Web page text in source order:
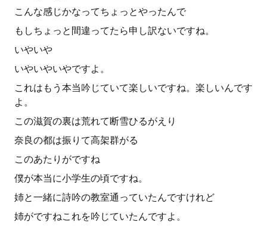
こんな感じかなってちょっとやったんで
もしちょっと間違ってたら申し訳ないですね。
いやいや
いやいやいやですよ。
これはもう本当吟じていて楽しいですね。楽しいんです
よ。
この滋賀の裏は荒れて断雪ひるがえり
奈良の都は振りて高架群がる
このあたりがですね
僕が本当に小学生の頃ですね。
姉と一緒に詩吟の教室通っていたんですけれど
姉がですねこれを吟じていたんですよ。